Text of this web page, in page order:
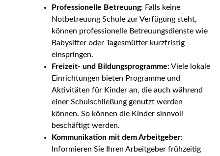
Professionelle Betreuung: Falls keine
Notbetreuung Schule zur Verfügung steht,
können professionelle Betreuungsdienste wie
Babysitter oder Tagesmütter kurzfristig
einspringen.
Freizeit- und Bildungsprogramme: Viele lokale
Einrichtungen bieten Programme und
Aktivitäten für Kinder an, die auch während
einer Schulschließung genutzt werden
können. So können die Kinder sinnvoll
beschäftigt werden.
Kommunikation mit dem Arbeitgeber:
Informieren Sie Ihren Arbeitgeber frühzeitig